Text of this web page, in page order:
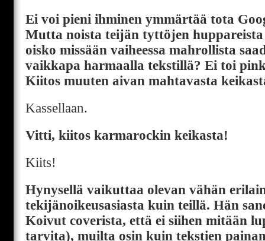
Ei voi pieni ihminen ymmärtää tota
Mutta noista teijän tyttöjen huppareista
oisko missään vaiheessa mahrollista
vaikkapa harmaalla tekstillä? Ei toi
Kiitos muuten aivan mahtavasta
Kassellaan.
Vitti, kiitos karmarockin keikasta!
Kiits!
Hynysellä vaikuttaa olevan vähän
tekijänoikeusasiasta kuin teillä. Hän
Koivut coverista, että ei siihen mitään
tarvita), muilta osin kuin tekstien